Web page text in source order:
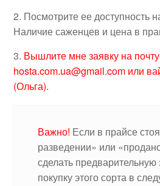
2. Посмотрите ее доступность
Наличие саженцев и цена в
3. Вышлите мне заявку на почту
hosta.com.ua@gmail.com или
(Ольга).
Важно! Если в прайсе
разведении» или
сделать предварительную
покупку этого сорта в